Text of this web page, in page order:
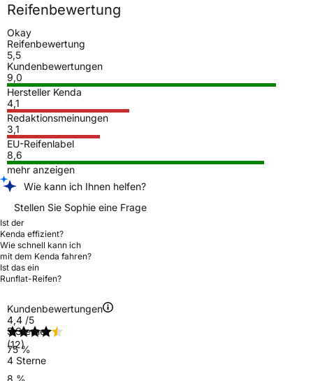
Reifenbewertung
Okay
Reifenbewertung
5,5
Kundenbewertungen
9,0
Hersteller Kenda
4,1
Redaktionsmeinungen
3,1
EU-Reifenlabel
8,6
mehr anzeigen
Wie kann ich Ihnen helfen?
Stellen Sie Sophie eine Frage
Ist der
Kenda effizient?
Wie schnell kann ich
mit dem Kenda fahren?
Ist das ein
Runflat-Reifen?
Kundenbewertungen
4,4 /5
(12)
5 Sterne
75 %
4 Sterne
8 %